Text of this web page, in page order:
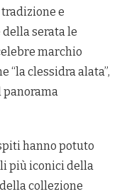
e
serata le
marchio
“la clessidra alata”,
hanno potuto
più iconici della
collezione